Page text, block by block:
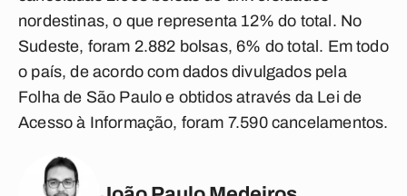
nordestinas, o que representa 12% do total. No
Sudeste, foram 2.882 bolsas, 6% do total. Em todo
o país, de acordo com dados divulgados pela
Folha de São Paulo e obtidos através da Lei de
Acesso à Informação, foram 7.590 cancelamentos.